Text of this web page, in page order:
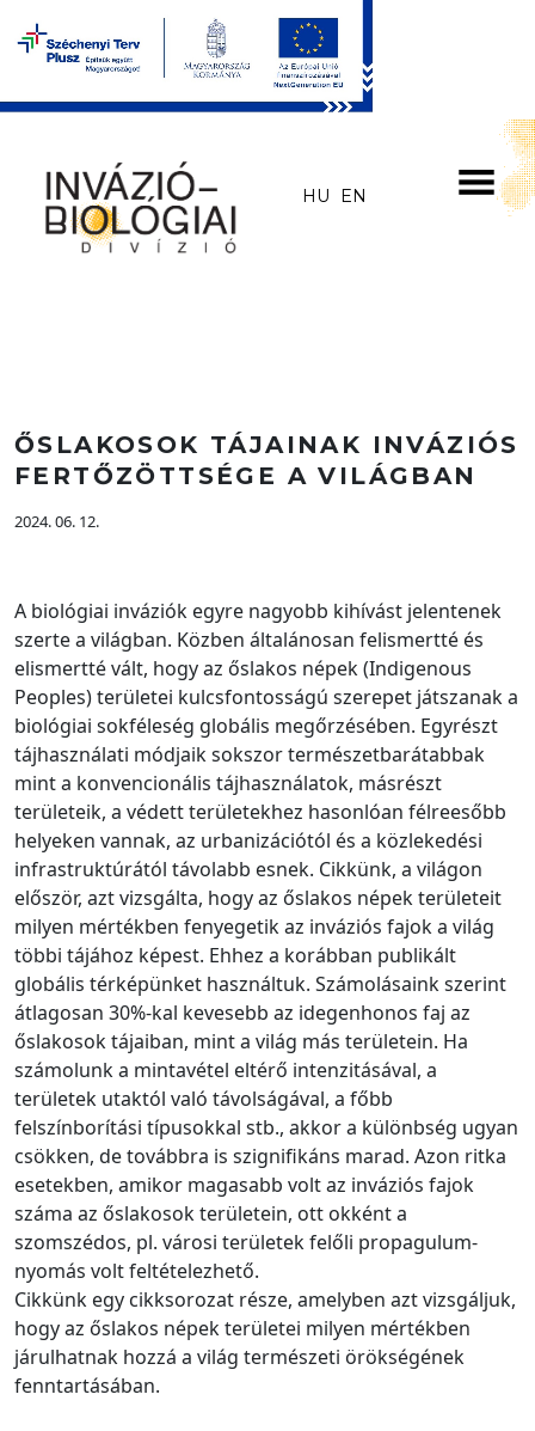
Skip to main content
HU EN
ŐSLAKOSOK TÁJAINAK INVÁZIÓS
FERTŐZÖTTSÉGE A VILÁGBAN
2024. 06. 12.
A biológiai inváziók egyre nagyobb kihívást jelentenek
szerte a világban. Közben általánosan felismertté és
elismertté vált, hogy az őslakos népek (Indigenous
Peoples) területei kulcsfontosságú szerepet játszanak a
biológiai sokféleség globális megőrzésében. Egyrészt
tájhasználati módjaik sokszor természetbarátabbak
mint a konvencionális tájhasználatok, másrészt
területeik, a védett területekhez hasonlóan félreesőbb
helyeken vannak, az urbanizációtól és a közlekedési
infrastruktúrától távolabb esnek. Cikkünk, a világon
először, azt vizsgálta, hogy az őslakos népek területeit
milyen mértékben fenyegetik az inváziós fajok a világ
többi tájához képest. Ehhez a korábban publikált
globális térképünket használtuk. Számolásaink szerint
átlagosan 30%-kal kevesebb az idegenhonos faj az
őslakosok tájaiban, mint a világ más területein. Ha
számolunk a mintavétel eltérő intenzitásával, a
területek utaktól való távolságával, a főbb
felszínborítási típusokkal stb., akkor a különbség ugyan
csökken, de továbbra is szignifikáns marad. Azon ritka
esetekben, amikor magasabb volt az inváziós fajok
száma az őslakosok területein, ott okként a
szomszédos, pl. városi területek felőli propagulum-
nyomás volt feltételezhető.
Cikkünk egy cikksorozat része, amelyben azt vizsgáljuk,
hogy az őslakos népek területei milyen mértékben
járulhatnak hozzá a világ természeti örökségének
fenntartásában.